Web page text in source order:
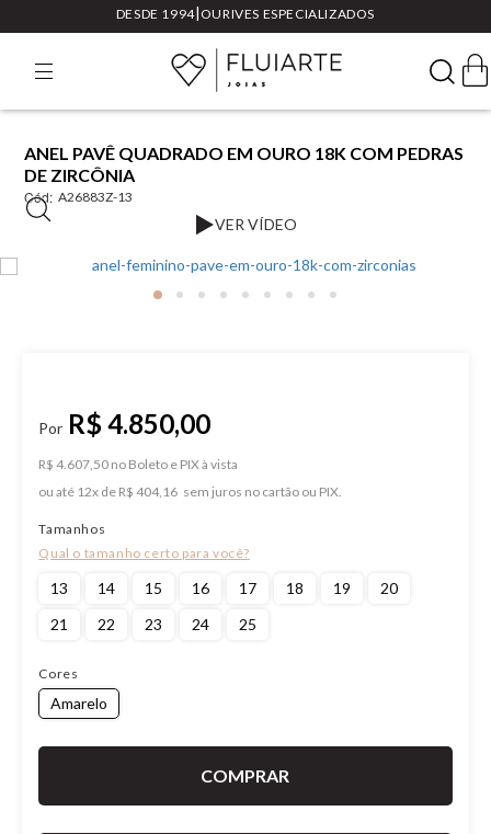
DESDE 1994| OURIVES ESPECIALIZADOS
ANEL PAVÊ QUADRADO EM OURO 18K COM PEDRAS
DE ZIRCÔNIA
Cód: A26883Z-13
VER VÍDEO
R$ 4.850,00
R$ 4.607,50 no Boleto e PIX
ou
12x de R$ 404,16
Tamanhos
13 14 15 16 17 18 19
20
21
22 23 24 25
Cores
Amarelo